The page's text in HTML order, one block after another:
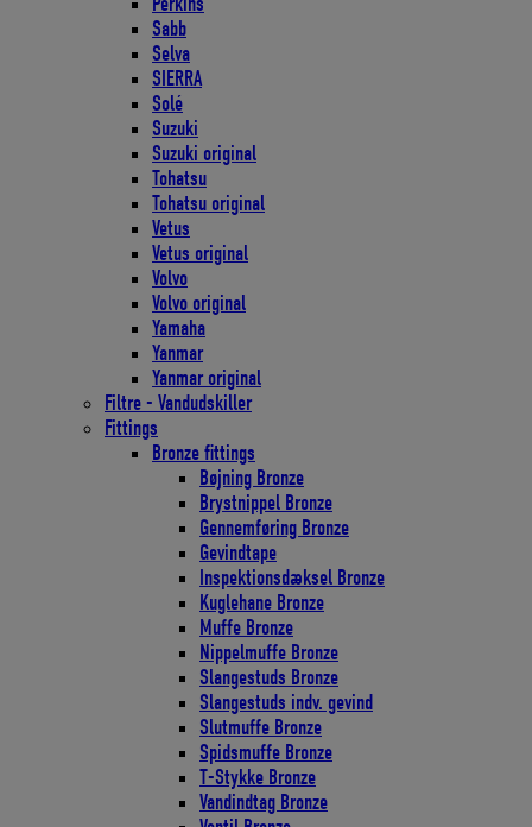
Sabb
Selva
SIERRA
Solé
Suzuki
Suzuki original
Tohatsu
Tohatsu original
Vetus
Vetus original
Volvo
Volvo original
Yamaha
Yanmar
Yanmar original
Filtre - Vandudskiller
Fittings
Bronze fittings
Bøjning Bronze
Brystnippel Bronze
Gennemføring Bronze
Gevindtape
Inspektionsdæksel Bronze
Kuglehane Bronze
Muffe Bronze
Nippelmuffe Bronze
Slangestuds Bronze
Slangestuds indv. gevind
Slutmuffe Bronze
Spidsmuffe Bronze
T-Stykke Bronze
Vandindtag Bronze